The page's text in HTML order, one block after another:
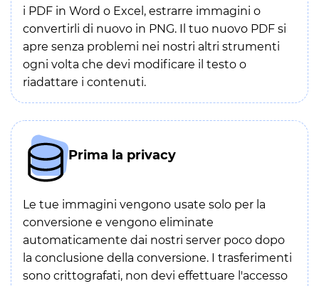
i PDF in Word o Excel, estrarre immagini o
convertirli di nuovo in PNG. Il tuo nuovo PDF si
apre senza problemi nei nostri altri strumenti
ogni volta che devi modificare il testo o
riadattare i contenuti.
Prima la privacy
Le tue immagini vengono usate solo per la
conversione e vengono eliminate
automaticamente dai nostri server poco dopo
la conclusione della conversione. I trasferimenti
sono crittografati, non devi effettuare l'accesso